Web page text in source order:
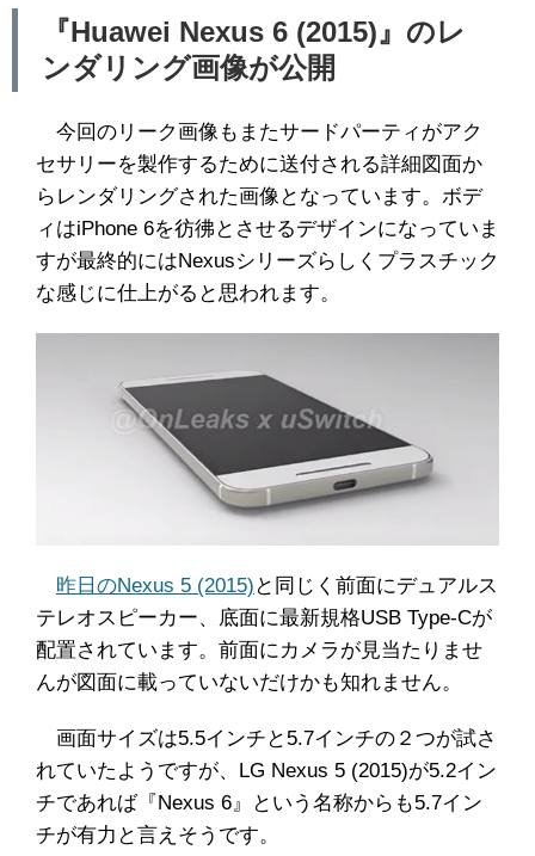
『Huawei Nexus 6 (2015)』のレ
ンダリング画像が公開
今回のリーク画像もまたサードパーティがアク
セサリーを製作するために送付される詳細図面か
らレンダリングされた画像となっています。ボデ
ィはiPhone 6を彷彿とさせるデザインになっていま
すが最終的にはNexusシリーズらしくプラスチック
な感じに仕上がると思われます。
昨日のNexus 5 (2015) と同じく前面にデュアルス
テレオスピーカー、底面に最新規格USB Type-Cが
配置されています。前面にカメラが見当たりませ
んが図面に載っていないだけかも知れません。
画面サイズは5.5インチと5.7インチの２つが試さ
れていたようですが、LG Nexus 5 (2015)が5.2イン
チであれば『Nexus 6』という名称からも5.7イン
チが有力と言えそうです。